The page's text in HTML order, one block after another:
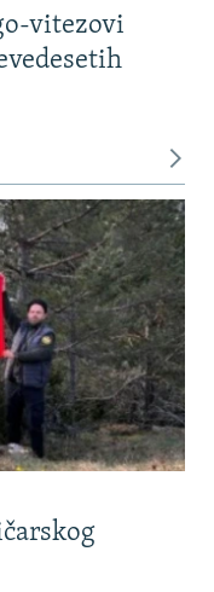
vitezovi